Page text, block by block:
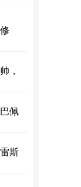
，
佩
斯